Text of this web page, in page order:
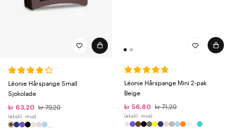
Léonie Hårspange Small
Sjokolade
kr 63,20 kr 79,20
(ekskl. mva)
Léonie Hårspange Mini 2-pak
Beige
kr 56,80 kr 71,20
(ekskl. mva)